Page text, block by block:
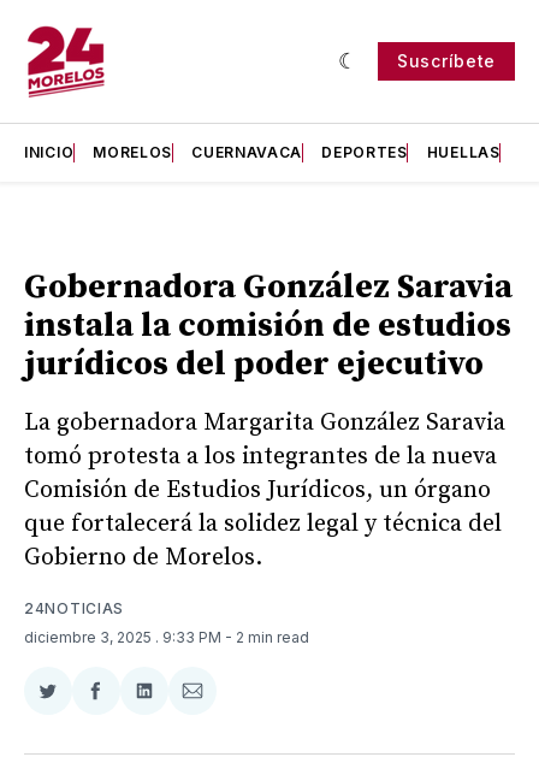
Suscríbete
INICIO MORELOS CUERNAVACA DEPORTES HUELLAS
Gobernadora González Saravia
instala la comisión de estudios
jurídicos del poder ejecutivo
La gobernadora Margarita González Saravia
tomó protesta a los integrantes de la nueva
Comisión de Estudios Jurídicos, un órgano
que fortalecerá la solidez legal y técnica del
Gobierno de Morelos.
24NOTICIAS
diciembre 3, 2025 . 9:33 PM - 2 min read
Compartir
Twitter
Compartir
Facebook
Compartir
LinkedIn
Compartir
Email